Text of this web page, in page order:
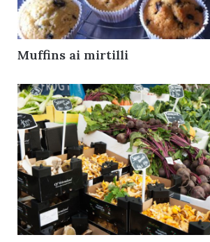
Muffins ai mirtilli